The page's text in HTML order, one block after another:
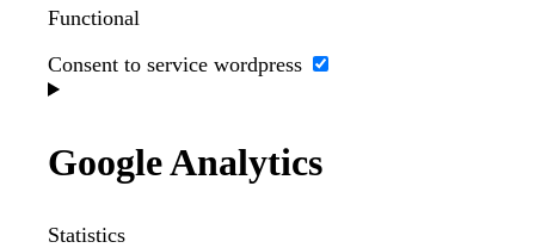
Functional
Consent to service wordpress
Google Analytics
Statistics